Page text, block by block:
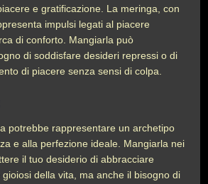
e gratificazione. La meringa, con
impulsi legati al piacere
di conforto. Mangiarla può
di soddisfare desideri repressi o di
di piacere senza sensi di colpa.
potrebbe rappresentare un archetipo
e alla perfezione ideale. Mangiarla nei
il tuo desiderio di abbracciare
della vita, ma anche il bisogno di